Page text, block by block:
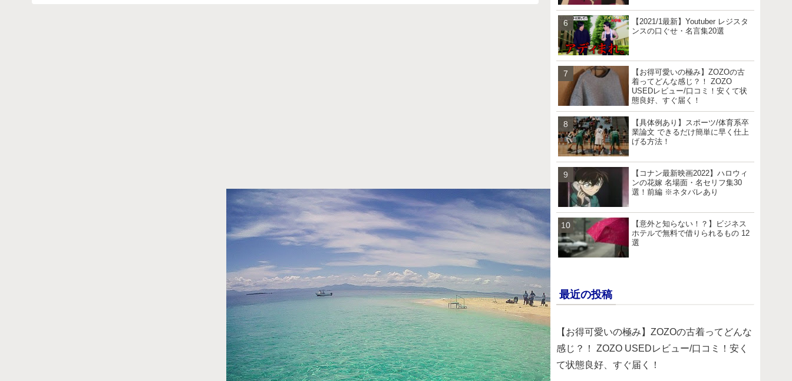
【2021/1最新】Youtuber レジスタ
ンスの口ぐせ・名言集20選
【お得可愛いの極み】ZOZOの古
着ってどんな感じ？！ ZOZO
USEDレビュー/口コミ！安くて状
態良好、すぐ届く！
【具体例あり】スポーツ/体育系卒
業論文 できるだけ簡単に早く仕上
げる方法！
【コナン最新映画2022】ハロウィ
ンの花嫁 名場面・名セリフ集30
選！前編 ※ネタバレあり
【意外と知らない！？】ビジネス
ホテルで無料で借りられるもの 12
選
最近の投稿
【お得可愛いの極み】ZOZOの古着ってどんな
感じ？！ ZOZO USEDレビュー/口コミ！安く
て状態良好、すぐ届く！